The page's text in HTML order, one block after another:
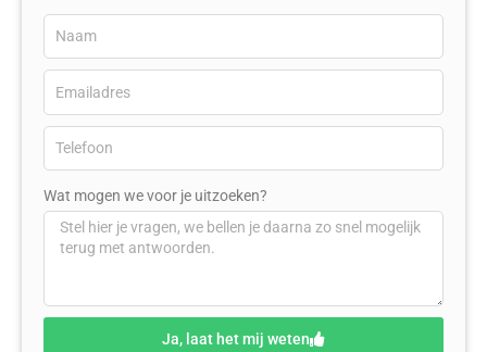
Wat mogen we voor je uitzoeken?
Ja, laat het mij weten